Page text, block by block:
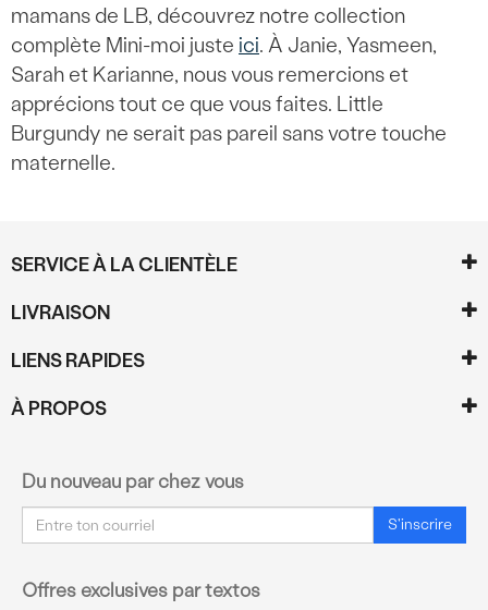
mamans de LB, découvrez notre collection
complète Mini-moi juste ici. À Janie, Yasmeen,
Sarah et Karianne, nous vous remercions et
apprécions tout ce que vous faites. Little
Burgundy ne serait pas pareil sans votre touche
maternelle.
SERVICE À LA CLIENTÈLE
LIVRAISON
LIENS RAPIDES
À PROPOS
Du nouveau par chez vous
Courriel S'inscrire
Offres exclusives par textos